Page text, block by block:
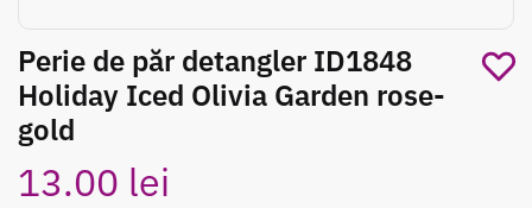
Perie de păr detangler ID1848
Holiday Iced Olivia Garden rose-
gold
13.00 lei